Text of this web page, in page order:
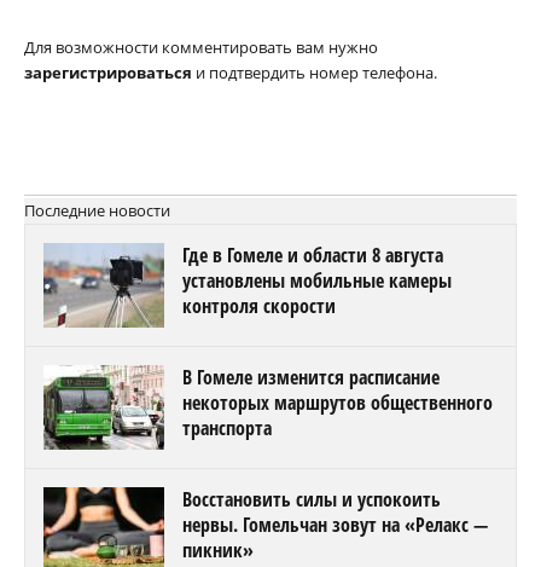
Для возможности комментировать вам нужно
зарегистрироваться и подтвердить номер телефона.
Последние новости
Где в Гомеле и области 8 августа
установлены мобильные камеры
контроля скорости
В Гомеле изменится расписание
некоторых маршрутов общественного
транспорта
Восстановить силы и успокоить
нервы. Гомельчан зовут на «Релакс —
пикник»